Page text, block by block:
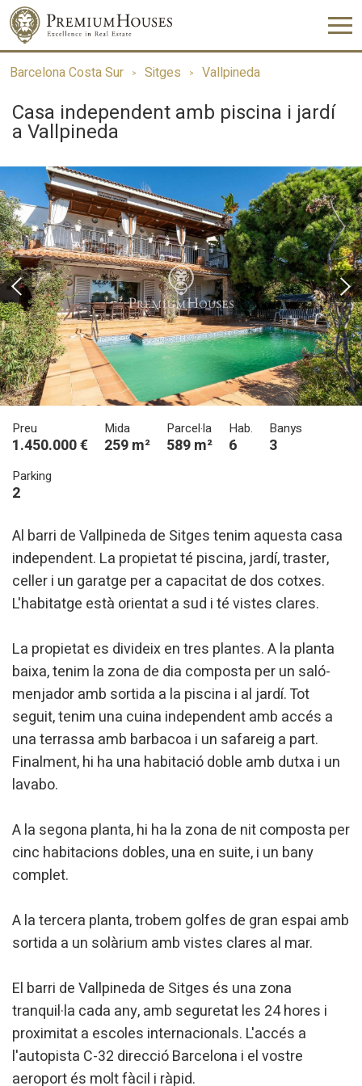
Barcelona Costa Sur Sitges Vallpineda
Casa independent amb piscina i jardí
a Vallpineda
Preu
1.450.000 €
Mida
259 m²
Parcel·la
589 m²
Hab.
6
Banys
3
Parking
2
Al barri de Vallpineda de Sitges tenim aquesta casa
independent. La propietat té piscina, jardí, traster,
celler i un garatge per a capacitat de dos cotxes.
L'habitatge està orientat a sud i té vistes clares.
La propietat es divideix en tres plantes. A la planta
baixa, tenim la zona de dia composta per un saló-
menjador amb sortida a la piscina i al jardí. Tot
seguit, tenim una cuina independent amb accés a
una terrassa amb barbacoa i un safareig a part.
Finalment, hi ha una habitació doble amb dutxa i un
lavabo.
A la segona planta, hi ha la zona de nit composta per
cinc habitacions dobles, una en suite, i un bany
complet.
A la tercera planta, trobem golfes de gran espai amb
sortida a un solàrium amb vistes clares al mar.
El barri de Vallpineda de Sitges és una zona
tranquil·la cada any, amb seguretat les 24 hores i
proximitat a escoles internacionals. L'accés a
l'autopista C-32 direcció Barcelona i el vostre
aeroport és molt fàcil i ràpid.
Modificar cookies
Tècniques i funcionals
Sempre activades
Aquest lloc web utilitza cookies pròpies per recopilar
informació amb la finalitat de millorar els nostres serveis.
Si continua navegant, suposa l'acceptació de la instal·lació
instal·lades al disc dur, encara que haurà de tenir en
compte que aquesta acció podrà ocasionar dificultats de
navegació de la pàgina web.
Analítiques i personalització
Permeten fer el seguiment i l'anàlisi del comportament
dels usuaris d'aquest lloc web. La informació recollida
mesurament de l'activitat del web per a l'elaboració de
perfils de navegació dels usuaris per introduir millores en
funció de l'anàlisi de les dades d'ús que fan els usuaris del